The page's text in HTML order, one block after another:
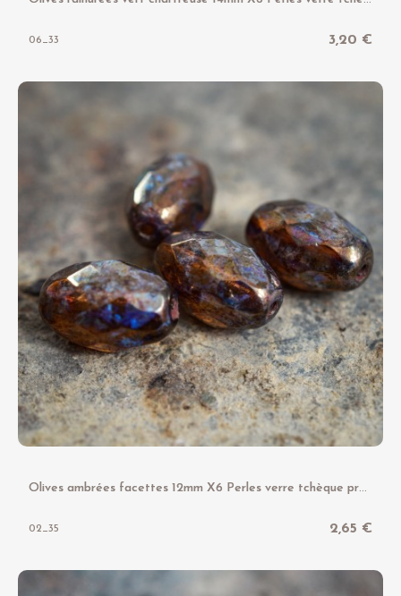
06_33 3,20 €
O
lives ambrées facettes 12mm X6 Perles verre tchèque premium Picasso
02_35 2,65 €